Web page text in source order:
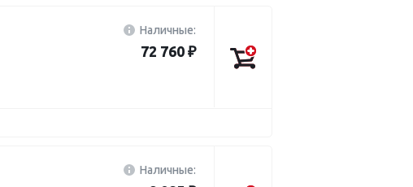
Наличные:
72 760 ₽
Наличные: